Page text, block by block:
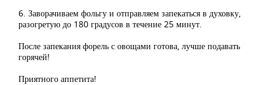
6. Заворачиваем фольгу и отправляем запекаться в духовку,
разогретую до 180 градусов в течение 25 минут.
После запекания форель с овощами готова, лучше подавать
горячей!
Приятного аппетита!